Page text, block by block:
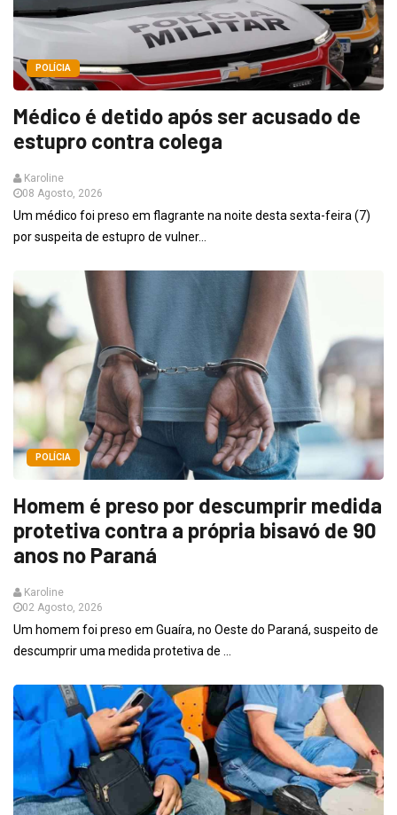
POLÍCIA
Médico é detido após ser acusado de
estupro contra colega
Karoline
08 Agosto, 2026
Um médico foi preso em flagrante na noite desta sexta-feira (7)
por suspeita de estupro de vulner...
POLÍCIA
Homem é preso por descumprir medida
protetiva contra a própria bisavó de 90
anos no Paraná
Karoline
02 Agosto, 2026
Um homem foi preso em Guaíra, no Oeste do Paraná, suspeito de
descumprir uma medida protetiva de ...